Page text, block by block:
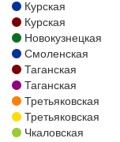
Курская
Курская
Новокузнецкая
Смоленская
Таганская
Таганская
Третьяковская
Третьяковская
Чкаловская